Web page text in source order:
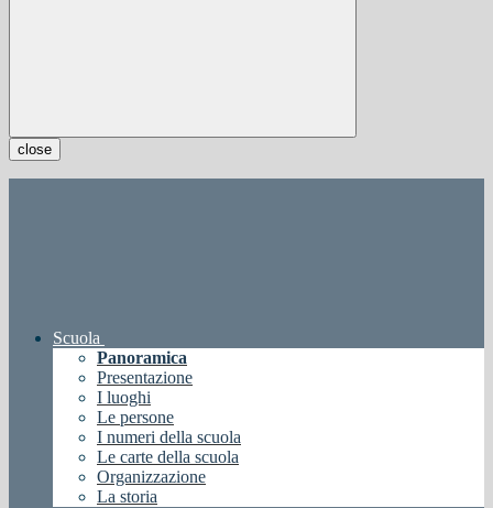
close
Scuola
Panoramica
Presentazione
I luoghi
Le persone
I numeri della scuola
Le carte della scuola
Organizzazione
La storia